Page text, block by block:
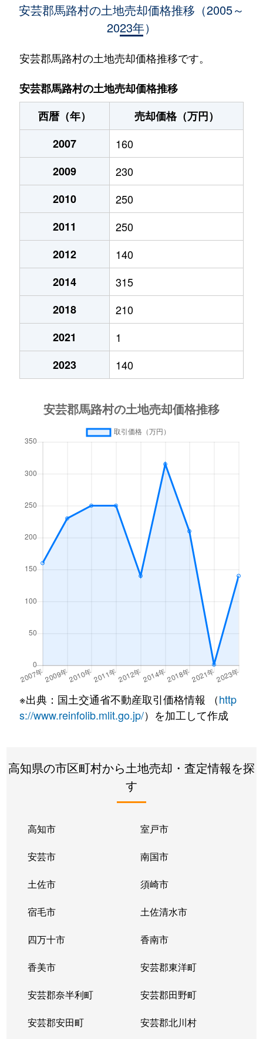
安芸郡馬路村の土地売却価格推移（2005～
2023年）
安芸郡馬路村の土地売却価格推移です。
安芸郡馬路村の土地売却価格推移
西暦（年）
売却価格（万円）
2007
160
2009
230
2010
250
2011
250
2012
140
2014
315
2018
210
2021
1
2023
140
※出典：国土交通省不動産取引価格情報 （http
s://www.reinfolib.mlit.go.jp/）を加工して作成
高知県の市区町村から土地売却・査定情報を探
す
高知市 室戸市
安芸市 南国市
土佐市 須崎市
宿毛市 土佐清水市
四万十市 香南市
香美市 安芸郡東洋町
安芸郡奈半利町 安芸郡田野町
安芸郡安田町 安芸郡北川村